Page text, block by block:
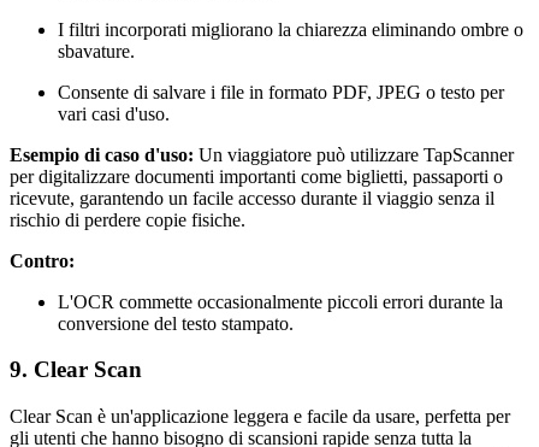
I filtri incorporati migliorano la chiarezza eliminando ombre o
sbavature.
Consente di salvare i file in formato PDF, JPEG o testo per
vari casi d'uso.
Esempio di caso d'uso: Un viaggiatore può utilizzare TapScanner
per digitalizzare documenti importanti come biglietti, passaporti o
ricevute, garantendo un facile accesso durante il viaggio senza il
rischio di perdere copie fisiche.
Contro:
L'OCR commette occasionalmente piccoli errori durante la
conversione del testo stampato.
9. Clear Scan
Clear Scan è un'applicazione leggera e facile da usare, perfetta per
gli utenti che hanno bisogno di scansioni rapide senza tutta la